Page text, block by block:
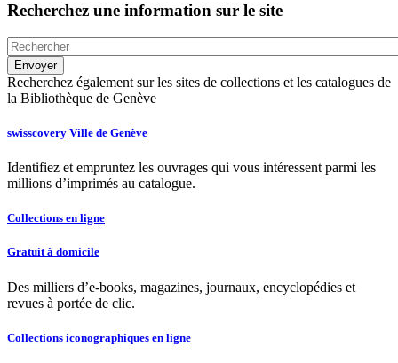
Recherchez une information sur le site
Recherchez également sur les sites de collections et les catalogues de
la Bibliothèque de Genève
swisscovery Ville de Genève
Identifiez et empruntez les ouvrages qui vous intéressent parmi les
millions d’imprimés au catalogue.
Collections en ligne
Gratuit à domicile
Des milliers d’e-books, magazines, journaux, encyclopédies et
revues à portée de clic.
Collections iconographiques en ligne